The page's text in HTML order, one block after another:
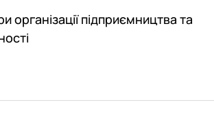
організації підприємництва та